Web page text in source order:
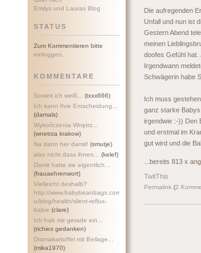
Emilys und Lauras Blog
STATUS
Zum Kommentieren bitte
einloggen
KOMMENTARE
Soweit ich weiß...
(txxx666)
Ich kann Ihre Entscheidung...
(damals)
Wykończenia Wnętrz...
(wnetrza krakow)
Na dann her damit! (smutje)
also nicht dass ihnen...
(kelef)
Damit hatte sie eigentlich...
(frauaehrenwort)
Vielleicht deshalb?
http://www.babybeanbags.com.a
u/blog/health/silent-reflux-
babie (clare)
Ich hab mir gerade ein...
(richies gedanken)
Dramakartoffel mit Beilage...
(mika1970)
Die aufregenden
Unfall und nun ist
Gestern Abend
meinen
doofes Gefühl hat.
Irgendwann
Schwägerin habe
Ich muss
ganz starke
irgendwie :-)) Den
und erstmal im
gut wird und die
...bereits 813 x
TwitThis
Permalink (2